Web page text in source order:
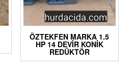
ÖZTEKFEN MARKA 1.5
HP 14 DEVIR KONIK
REDÜKTÖR